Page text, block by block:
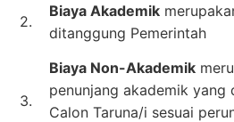
2.
Biaya Akademik
ditanggung Pemerintah
3.
Biaya Non-Akademik
penunjang akademik yang
Calon Taruna/i sesuai